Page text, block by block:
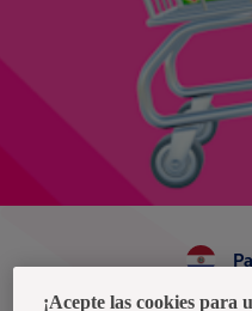
¡Acepte las cookies para